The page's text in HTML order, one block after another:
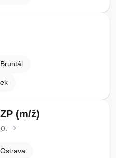
Bruntál
(m/ž)
Ostrava